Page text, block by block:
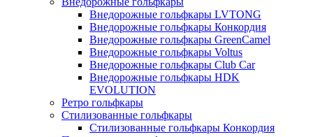
Внедорожные гольфкары LVTONG
Внедорожные гольфкары Конкордия
Внедорожные гольфкары GreenCamel
Внедорожные гольфкары Voltus
Внедорожные гольфкары Club Car
Внедорожные гольфкары HDK
EVOLUTION
Ретро гольфкары
Стилизованные гольфкары
Стилизованные гольфкары Конкордия